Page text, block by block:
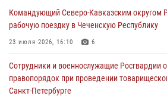
юных воспитанников спортивной школы
08 августа 2026, 13:00
стен музея истории космонавтики в Калуге
08 августа 2026, 09:29 2
Командующий Северо-Кавказским округом
рабочую поездку в Чеченскую Республику
23 июля 2026, 16:10 6
Сотрудники и военнослужащие Росгвардии
правопорядок при проведении
Санкт-Петербурге